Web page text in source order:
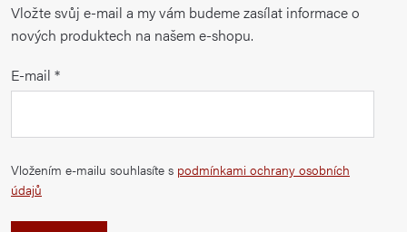
Vložte svůj e-mail a my vám budeme zasílat informace o
nových produktech na našem e-shopu.
E-mail
Vložením e-mailu souhlasíte s podmínkami ochrany osobních
údajů